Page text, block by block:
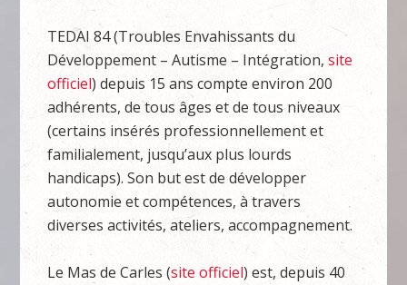
TEDAI 84 (Troubles Envahissants du
Développement – Autisme – Intégration,site
officiel) depuis 15 ans compte environ 200
adhérents, de tous âges et de tous niveaux
(certains insérés professionnellement et
familialement, jusqu’aux plus lourds
handicaps). Son but est de développer
autonomie et compétences, à travers
diverses activités, ateliers, accompagnement.
Le Mas de Carles (site officiel) est, depuis 40